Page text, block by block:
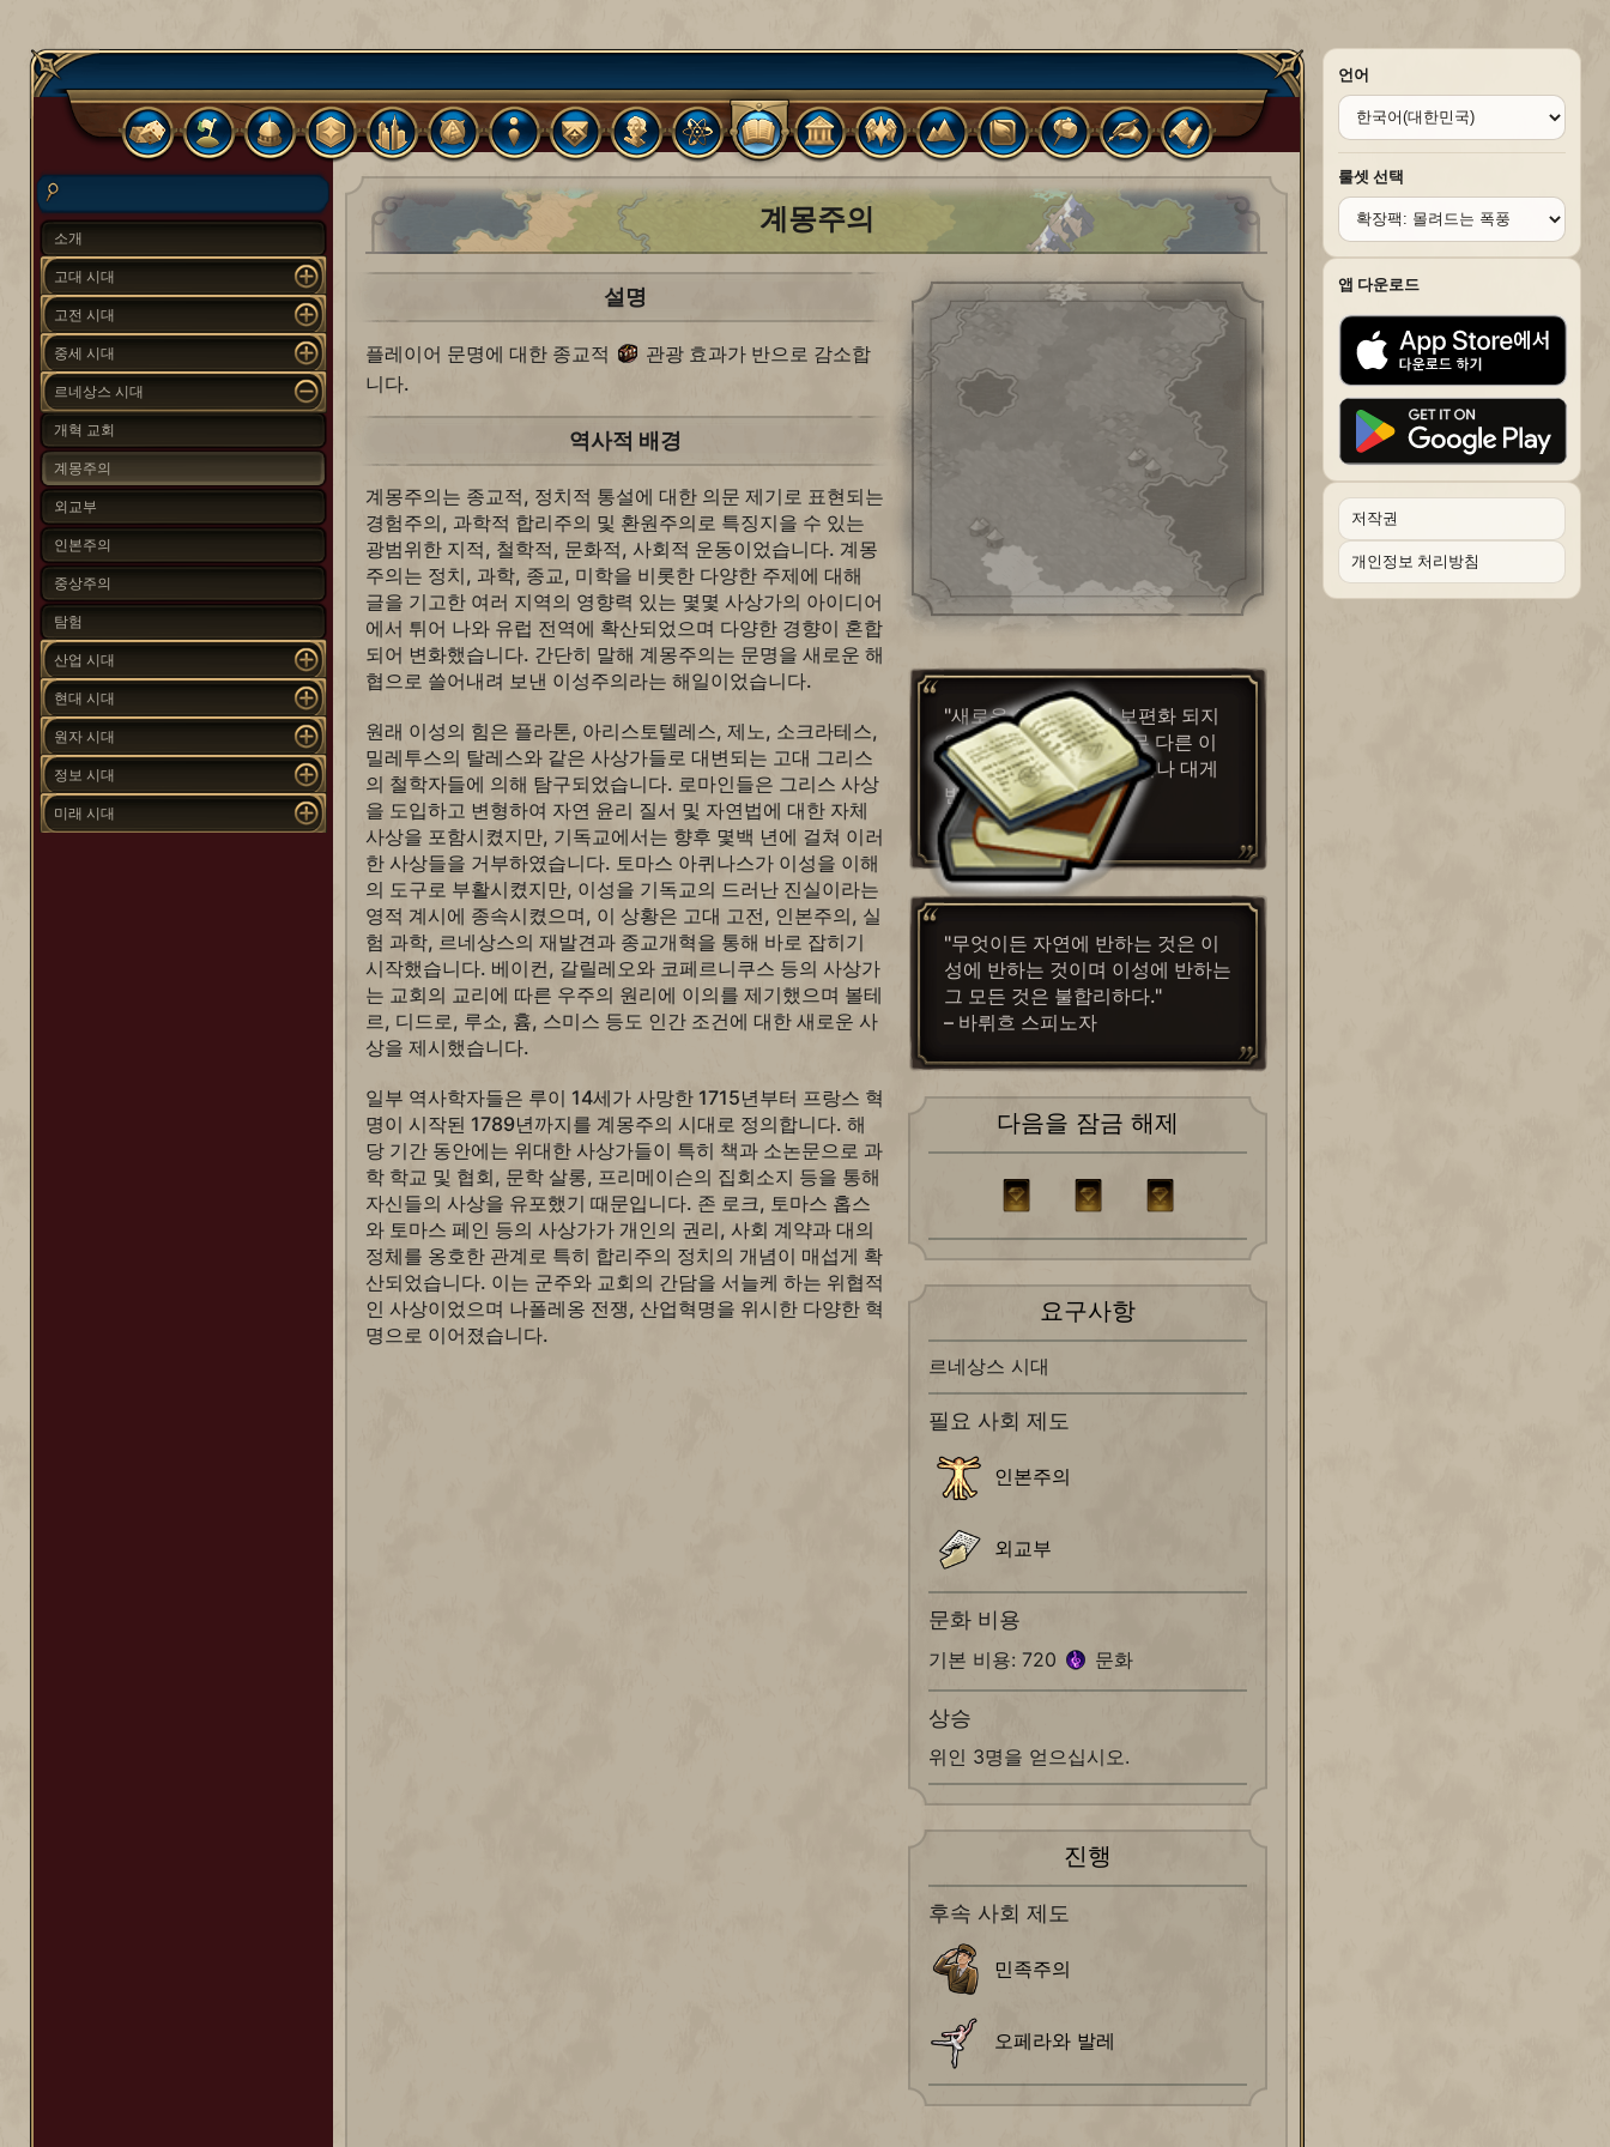
소개
고대 시대
고전 시대
중세 시대
르네상스 시대
개혁 교회
계몽주의
외교부
인본주의
중상주의
탐험
산업 시대
현대 시대
원자 시대
정보 시대
미래 시대
계몽주의
설명
플레이어 문명에 대한 종교적
관광 효과가 반으로 감소합
니다.
역사적 배경
계몽주의는 종교적, 정치적 통설에 대한 의문 제기로 표현되는
경험주의, 과학적 합리주의 및 환원주의로 특징지을 수 있는
광범위한 지적, 철학적, 문화적, 사회적 운동이었습니다. 계몽
주의는 정치, 과학, 종교, 미학을 비롯한 다양한 주제에 대해
글을 기고한 여러 지역의 영향력 있는 몇몇 사상가의 아이디어
에서 튀어 나와 유럽 전역에 확산되었으며 다양한 경향이 혼합
되어 변화했습니다. 간단히 말해 계몽주의는 문명을 새로운 해
협으로 쓸어내려 보낸 이성주의라는 해일이었습니다.
원래 이성의 힘은 플라톤, 아리스토텔레스, 제노, 소크라테스,
밀레투스의 탈레스와 같은 사상가들로 대변되는 고대 그리스
의 철학자들에 의해 탐구되었습니다. 로마인들은 그리스 사상
을 도입하고 변형하여 자연 윤리 질서 및 자연법에 대한 자체
사상을 포함시켰지만, 기독교에서는 향후 몇백 년에 걸쳐 이러
한 사상들을 거부하였습니다. 토마스 아퀴나스가 이성을 이해
의 도구로 부활시켰지만, 이성을 기독교의 드러난 진실이라는
영적 계시에 종속시켰으며, 이 상황은 고대 고전, 인본주의, 실
험 과학, 르네상스의 재발견과 종교개혁을 통해 바로 잡히기
시작했습니다. 베이컨, 갈릴레오와 코페르니쿠스 등의 사상가
는 교회의 교리에 따른 우주의 원리에 이의를 제기했으며 볼테
르, 디드로, 루소, 흄, 스미스 등도 인간 조건에 대한 새로운 사
상을 제시했습니다.
일부 역사학자들은 루이 14세가 사망한 1715년부터 프랑스 혁
명이 시작된 1789년까지를 계몽주의 시대로 정의합니다. 해
당 기간 동안에는 위대한 사상가들이 특히 책과 소논문으로 과
학 학교 및 협회, 문학 살롱, 프리메이슨의 집회소지 등을 통해
자신들의 사상을 유포했기 때문입니다. 존 로크, 토마스 홉스
와 토마스 페인 등의 사상가가 개인의 권리, 사회 계약과 대의
정체를 옹호한 관계로 특히 합리주의 정치의 개념이 매섭게 확
산되었습니다. 이는 군주와 교회의 간담을 서늘케 하는 위협적
인 사상이었으며 나폴레옹 전쟁, 산업혁명을 위시한 다양한 혁
명으로 이어졌습니다.
"새로운 의견은 이미 보편화 되지
않았다는 것 외에는 아무 다른 이
유도 없이, 항상 의심받거나 대게
반대를 당한다."
– 존 로크
"무엇이든 자연에 반하는 것은 이
성에 반하는 것이며 이성에 반하는
그 모든 것은 불합리하다."
– 바뤼흐 스피노자
다음을 잠금 해제
요구사항
르네상스 시대
필요 사회 제도
인본주의
외교부
문화 비용
기본 비용: 720 문화
상승
위인 3명을 얻으십시오.
진행
후속 사회 제도
민족주의
오페라와 발레
언어
룰셋 선택
앱 다운로드
저작권
개인정보 처리방침